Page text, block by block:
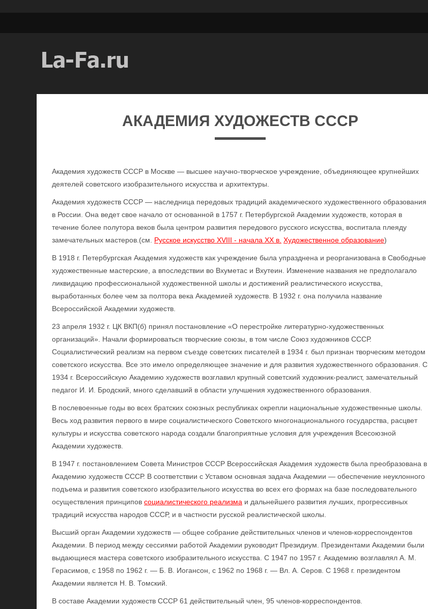
АКАДЕМИЯ ХУДОЖЕСТВ СССР
Академия художеств СССР в Москве — высшее научно-творческое учреждение, объединяющее крупнейших
деятелей советского изобразительного искусства и архитектуры.
Академия художеств СССР — наследница передовых традиций академического художественного образования
в России. Она ведет свое начало от основанной в 1757 г. Петербургской Академии художеств, которая в
течение более полутора веков была центром развития передового русского искусства, воспитала плеяду
замечательных мастеров.(см. Русское искусство XVIII - начала ХХ в. Художественное образование)
В 1918 г. Петербургская Академия художеств как учреждение была упразднена и реорганизована в Свободные
художественные мастерские, а впоследствии во Вхуметас и Вхутеин. Изменение названия не предполагало
ликвидацию профессиональной художественной школы и достижений реалистического искусства,
выработанных более чем за полтора века Академией художеств. В 1932 г. она получила название
Всероссийской Академии художеств.
23 апреля 1932 г. ЦК ВКП(б) принял постановление «О перестройке литературно-художественных
организаций». Начали формироваться творческие союзы, в том числе Союз художников СССР.
Социалистический реализм на первом съезде советских писателей в 1934 г. был признан творческим методом
советского искусства. Все это имело определяющее значение и для развития художественного образования. С
1934 г. Всероссийскую Академию художеств возглавил крупный советский художник-реалист, замечательный
педагог И. И. Бродский, много сделавший в области улучшения художественного образования.
В послевоенные годы во всех братских союзных республиках окрепли национальные художественные школы.
Весь ход развития первого в мире социалистического Советского многонационального государства, расцвет
культуры и искусства советского народа создали благоприятные условия для учреждения Всесоюзной
Академии художеств.
В 1947 г. постановлением Совета Министров СССР Всероссийская Академия художеств была преобразована в
Академию художеств СССР. В соответствии с Уставом основная задача Академии — обеспечение неуклонного
подъема и развития советского изобразительного искусства во всех его формах на базе последовательного
осуществления принципов социалистического реализма и дальнейшего развития лучших, прогрессивных
традиций искусства народов СССР, и в частности русской реалистической школы.
Высший орган Академии художеств — общее собрание действительных членов и членов-корреспондентов
Академии. В период между сессиями работой Академии руководит Президиум. Президентами Академии были
выдающиеся мастера советского изобразительного искусства. С 1947 по 1957 г. Академию возглавлял А. М.
Герасимов, с 1958 по 1962 г. — Б. В. Иогансон, с 1962 по 1968 г. — Вл. А. Серов. С 1968 г. президентом
Академии является Н. В. Томский.
В составе Академии художеств СССР 61 действительный член, 95 членов-корреспондентов.